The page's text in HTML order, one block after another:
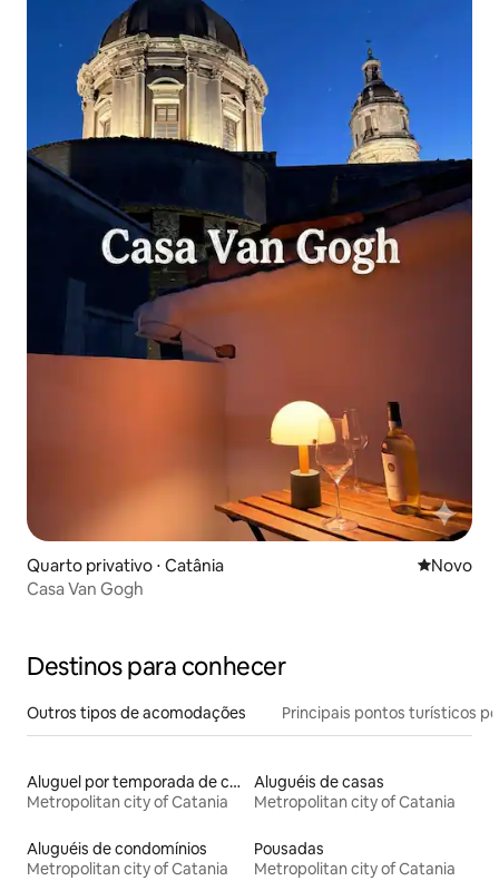
Quarto privativo ⋅ Catânia Novo
Novo
Casa Van Gogh
Destinos para conhecer
Outros tipos de acomodações Principais pontos turísticos
Aluguel por temporada de casas de veraneio
Metropolitan city of Catania
Aluguéis de casas
Metropolitan city of Catania
Aluguéis de condomínios
Metropolitan city of Catania
Pousadas
Metropolitan city of Catania